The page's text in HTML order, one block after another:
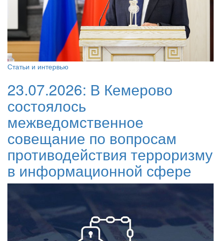
Статьи и интервью
23.07.2026: В Кемерово
состоялось
межведомственное
совещание по вопросам
противодействия терроризму
в информационной сфере